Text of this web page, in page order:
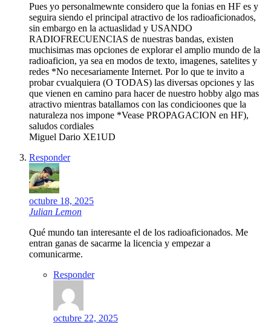
Pues yo personalmewnte considero que la fonias en HF es y
seguira siendo el principal atractivo de los radioaficionados,
sin embargo en la actuaslidad y USANDO
RADIOFRECUENCIAS de nuestras bandas, existen
muchisimas mas opciones de explorar el amplio mundo de la
radioaficion, ya sea en modos de texto, imagenes, satelites y
redes *No necesariamente Internet. Por lo que te invito a
probar cvualquiera (O TODAS) las diversas opciones y las
que vienen en camino para hacer de nuestro hobby algo mas
atractivo mientras batallamos con las condicioones que la
naturaleza nos impone *Vease PROPAGACION en HF),
saludos cordiales
Miguel Dario XE1UD
Responder
octubre 18, 2025
Julian Lemon
Qué mundo tan interesante el de los radioaficionados. Me
entran ganas de sacarme la licencia y empezar a
comunicarme.
Responder
octubre 22, 2025